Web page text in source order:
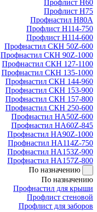
Профлист Н60
Профлист Н75
Профнастил Н80А
Профлист Н114-750
Профлист Н114-600
Профнастил СКН 50Z-600
Профнастил СКН 90Z-1000
Профнастил СКН 127-1100
Профнастил СКН 135-1000
Профнастил СКН 144-960
Профнастил СКН 153-900
Профнастил СКН 157-800
Профнастил СКН 250-600
Профнастил НА50Z-600
Профнастил НА60Z-845
Профнастил НА90Z-1000
Профнастил НА114Z-750
Профнастил НА153Z-900
Профнастил НА157Z-800
По назначению
По назначению
Профнастил для крыши
Профлист стеновой
Профлист для заборов